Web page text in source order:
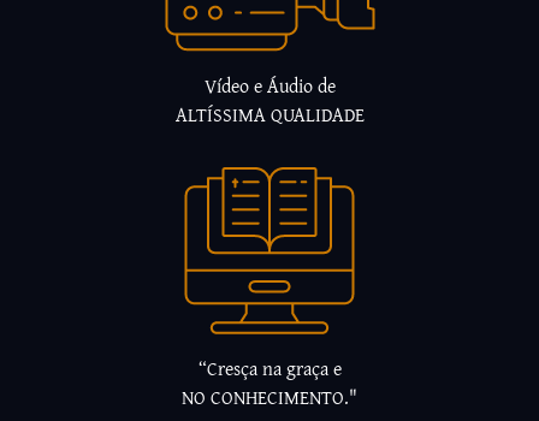
Vídeo e Áudio de
ALTÍSSIMA QUALIDADE
“Cresça na graça e
NO CONHECIMENTO."